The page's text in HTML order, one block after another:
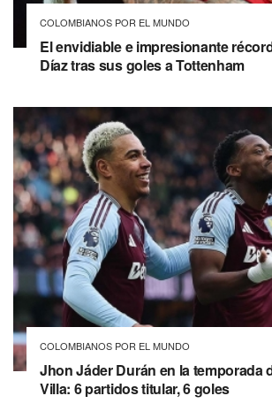
COLOMBIANOS POR EL MUNDO
El envidiable e impresionante
Díaz tras sus goles a Tottenham
COLOMBIANOS POR EL MUNDO
Jhon Jáder Durán en la temporada
Villa: 6 partidos titular, 6 goles